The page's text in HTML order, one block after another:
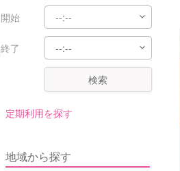
開始
終了
検索
定期利用を探す
地域から探す